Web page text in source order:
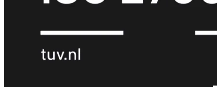
Alles
FortiCareSecurity
as